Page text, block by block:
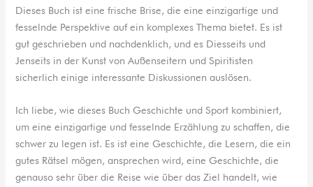
Dieses Buch ist eine frische Brise, die eine einzigartige und
fesselnde Perspektive auf ein komplexes Thema bietet. Es ist
gut geschrieben und nachdenklich, und es Diesseits und
Jenseits in der Kunst von Außenseitern und Spiritisten
sicherlich einige interessante Diskussionen auslösen.
Ich liebe, wie dieses Buch Geschichte und Sport kombiniert,
um eine einzigartige und fesselnde Erzählung zu schaffen, die
schwer zu legen ist. Es ist eine Geschichte, die Lesern, die ein
gutes Rätsel mögen, ansprechen wird, eine Geschichte, die
genauso sehr über die Reise wie über das Ziel handelt, wie